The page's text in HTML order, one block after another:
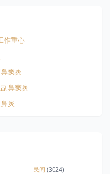
作重心
窦炎
鼻窦炎
炎
民间 (3024)